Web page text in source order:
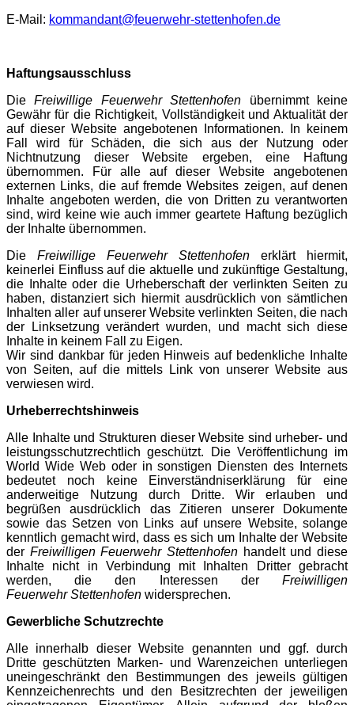
E-Mail: kommandant@feuerwehr-stettenhofen.de
Haftungsausschluss
DieFreiwillige Feuerwehr Stettenhofen übernimmt keine
Gewähr für die Richtigkeit, Vollständigkeit und Aktualität der
auf dieser Website angebotenen Informationen. In keinem
Fall wird für Schäden, die sich aus der Nutzung oder
Nichtnutzung dieser Website ergeben, eine Haftung
übernommen. Für alle auf dieser Website angebotenen
externen Links, die auf fremde Websites zeigen, auf denen
Inhalte angeboten werden, die von Dritten zu verantworten
sind, wird keine wie auch immer geartete Haftung bezüglich
der Inhalte übernommen.
Die Freiwillige Feuerwehr Stettenhofen erklärt hiermit,
keinerlei Einfluss auf die aktuelle und zukünftige Gestaltung,
die Inhalte oder die Urheberschaft der verlinkten Seiten zu
haben, distanziert sich hiermit ausdrücklich von sämtlichen
Inhalten aller auf unserer Website verlinkten Seiten, die nach
der Linksetzung verändert wurden, und macht sich diese
Inhalte in keinem Fall zu Eigen.
Wir sind dankbar für jeden Hinweis auf bedenkliche Inhalte
von Seiten, auf die mittels Link von unserer Website aus
verwiesen wird.
Urheberrechtshinweis
Alle Inhalte und Strukturen dieser Website sind urheber- und
leistungsschutzrechtlich geschützt. Die Veröffentlichung im
World Wide Web oder in sonstigen Diensten des Internets
bedeutet noch keine Einverständniserklärung für eine
anderweitige Nutzung durch Dritte. Wir erlauben und
begrüßen ausdrücklich das Zitieren unserer Dokumente
sowie das Setzen von Links auf unsere Website, solange
kenntlich gemacht wird, dass es sich um Inhalte der Website
der Freiwilligen Feuerwehr Stettenhofen handelt und diese
Inhalte nicht in Verbindung mit Inhalten Dritter gebracht
werden, die den Interessen der Freiwilligen
Feuerwehr Stettenhofen widersprechen.
Gewerbliche Schutzrechte
Alle innerhalb dieser Website genannten und ggf. durch
Dritte geschützten Marken- und Warenzeichen unterliegen
uneingeschränkt den Bestimmungen des jeweils gültigen
Kennzeichenrechts und den Besitzrechten der jeweiligen